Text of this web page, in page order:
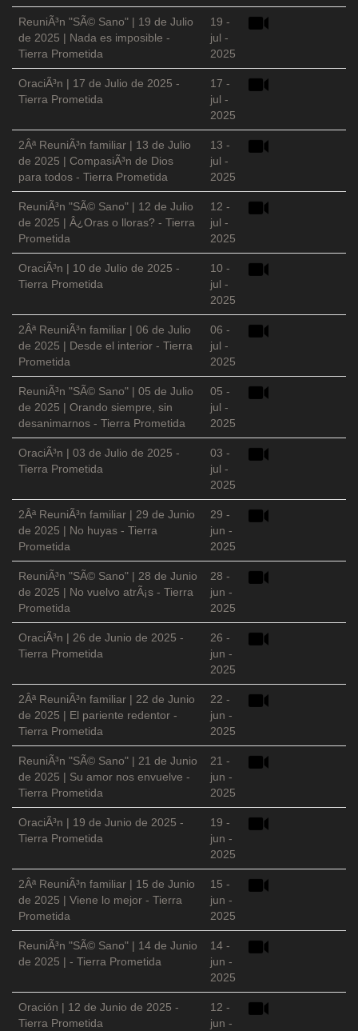
ReuniÃ³n "SÃ© Sano" | 19 de Julio
de 2025 | Nada es imposible -
Tierra Prometida
19 -
jul -
2025
OraciÃ³n | 17 de Julio de 2025 -
Tierra Prometida
17 -
jul -
2025
2Âª ReuniÃ³n familiar | 13 de Julio
de 2025 | CompasiÃ³n de Dios
para todos - Tierra Prometida
13 -
jul -
2025
ReuniÃ³n "SÃ© Sano" | 12 de Julio
de 2025 | Â¿Oras o lloras? - Tierra
Prometida
12 -
jul -
2025
OraciÃ³n | 10 de Julio de 2025 -
Tierra Prometida
10 -
jul -
2025
2Âª ReuniÃ³n familiar | 06 de Julio
de 2025 | Desde el interior - Tierra
Prometida
06 -
jul -
2025
ReuniÃ³n "SÃ© Sano" | 05 de Julio
de 2025 | Orando siempre, sin
desanimarnos - Tierra Prometida
05 -
jul -
2025
OraciÃ³n | 03 de Julio de 2025 -
Tierra Prometida
03 -
jul -
2025
2Âª ReuniÃ³n familiar | 29 de Junio
de 2025 | No huyas - Tierra
Prometida
29 -
jun -
2025
ReuniÃ³n "SÃ© Sano" | 28 de Junio
de 2025 | No vuelvo atrÃ¡s - Tierra
Prometida
28 -
jun -
2025
OraciÃ³n | 26 de Junio de 2025 -
Tierra Prometida
26 -
jun -
2025
2Âª ReuniÃ³n familiar | 22 de Junio
de 2025 | El pariente redentor -
Tierra Prometida
22 -
jun -
2025
ReuniÃ³n "SÃ© Sano" | 21 de Junio
de 2025 | Su amor nos envuelve -
Tierra Prometida
21 -
jun -
2025
OraciÃ³n | 19 de Junio de 2025 -
Tierra Prometida
19 -
jun -
2025
2Âª ReuniÃ³n familiar | 15 de Junio
de 2025 | Viene lo mejor - Tierra
Prometida
15 -
jun -
2025
ReuniÃ³n "SÃ© Sano" | 14 de Junio
de 2025 | - Tierra Prometida
14 -
jun -
2025
Oración | 12 de Junio de 2025 -
Tierra Prometida
12 -
jun -